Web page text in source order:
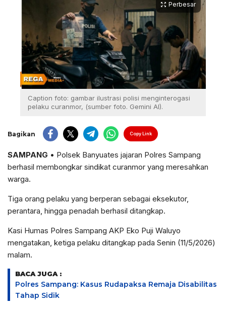
Perbesar
Caption foto: gambar ilustrasi polisi menginterogasi
pelaku curanmor, (sumber foto. Gemini AI).
Bagikan Copy Link
SAMPANG • Polsek Banyuates jajaran Polres Sampang
berhasil membongkar sindikat curanmor yang meresahkan
warga.
Tiga orang pelaku yang berperan sebagai eksekutor,
perantara, hingga penadah berhasil ditangkap.
Kasi Humas Polres Sampang AKP Eko Puji Waluyo
mengatakan, ketiga pelaku ditangkap pada Senin (11/5/2026)
malam.
BACA JUGA :
Polres Sampang: Kasus Rudapaksa Remaja Disabilitas
Tahap Sidik